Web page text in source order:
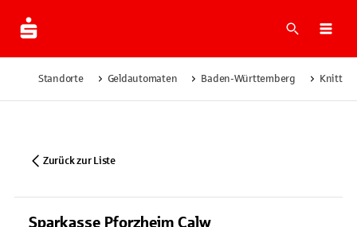
Suche
Standorte Geldautomaten Baden-Württemberg
Zurück zur Liste
Sparkasse Pforzheim Calw